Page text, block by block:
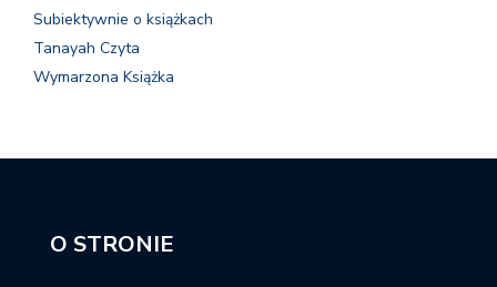
Subiektywnie o książkach
Tanayah Czyta
Wymarzona Książka
O STRONIE